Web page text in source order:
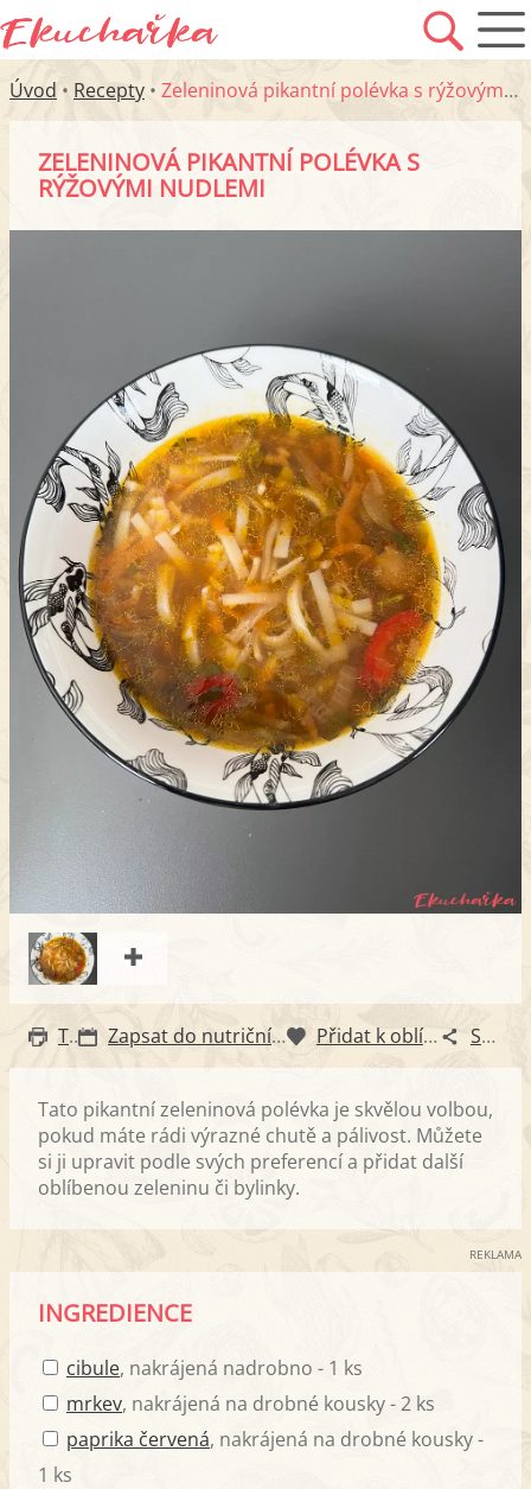
Úvod • Recepty • Zeleninová pikantní polévka s rýžovými nudlemi
ZELENINOVÁ PIKANTNÍ POLÉVKA S
RÝŽOVÝMI NUDLEMI
Tisk Zapsat do nutričního diáře Přidat k oblíbeným Sdílet
Tato pikantní zeleninová polévka je skvělou volbou,
pokud máte rádi výrazné chutě a pálivost. Můžete
si ji upravit podle svých preferencí a přidat další
oblíbenou zeleninu či bylinky.
REKLAMA
INGREDIENCE
cibule, nakrájená nadrobno - 1 ks
mrkev, nakrájená na drobné kousky - 2 ks
paprika červená, nakrájená na drobné kousky -
1 ks